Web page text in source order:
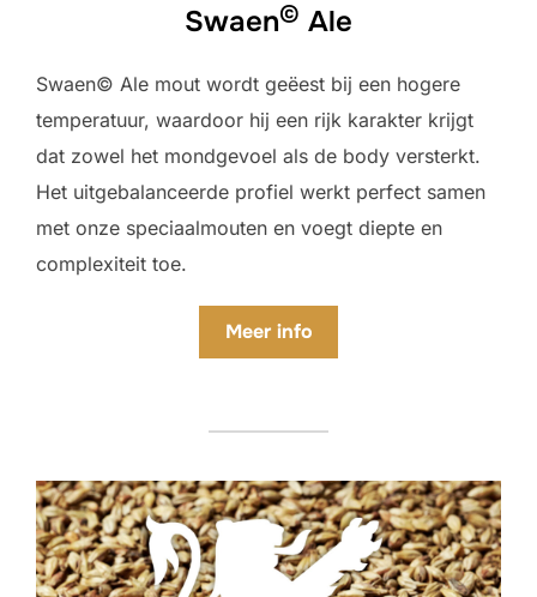
Swaen© Ale
Swaen© Ale mout wordt geëest bij een hogere
temperatuur, waardoor hij een rijk karakter krijgt
dat zowel het mondgevoel als de body versterkt.
Het uitgebalanceerde profiel werkt perfect samen
met onze speciaalmouten en voegt diepte en
complexiteit toe.
Meer info